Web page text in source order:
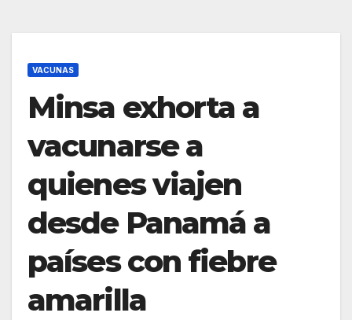
VACUNAS
Minsa exhorta a
vacunarse a
quienes viajen
desde Panamá a
países con fiebre
amarilla